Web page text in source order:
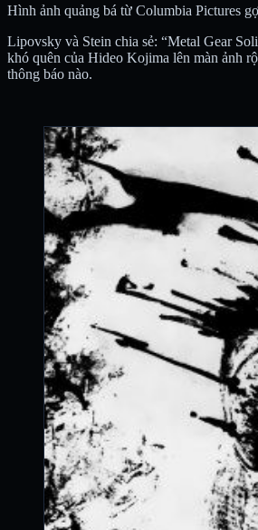
Hình ảnh quảng bá từ Columbia Pictures
Lipovsky và Stein chia sẻ: “Metal Gear
khó quên của Hideo Kojima lên màn ảnh
thông báo nào.